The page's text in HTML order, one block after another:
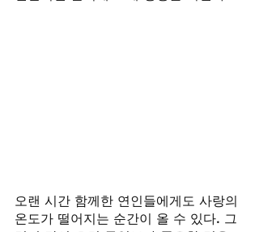
오랜 시간 함께한 연인들에게도 사랑의
온도가 떨어지는 순간이 올 수 있다. 그